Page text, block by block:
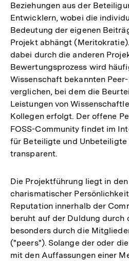
Beziehungen aus der
Entwicklern, wobei die
Bedeutung der eigenen
Projekt abhängt
dabei durch die anderen
Bewertungsprozess wird
Wissenschaft bekannten
verglichen, bei dem die
Leistungen von
Kollegen erfolgt. Der offene
FOSS-Community findet im
für Beteiligte und Unbeteiligte
transparent.
Die Projektführung liegt in
charismatischer
Reputation innerhalb der
beruht auf der Duldung durch
besonders durch die
("peers"). Solange der oder
mit den Auffassungen einer